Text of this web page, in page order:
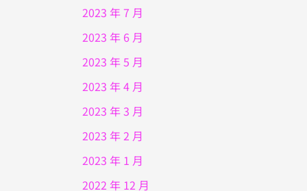
2023 年 7 月
2023 年 6 月
2023 年 5 月
2023 年 4 月
2023 年 3 月
2023 年 2 月
2023 年 1 月
2022 年 12 月